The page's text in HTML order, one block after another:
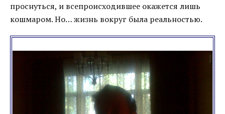
проснуться, и всепроисходившее окажется лишь
кошмаром. Но… жизнь вокруг была реальностью.